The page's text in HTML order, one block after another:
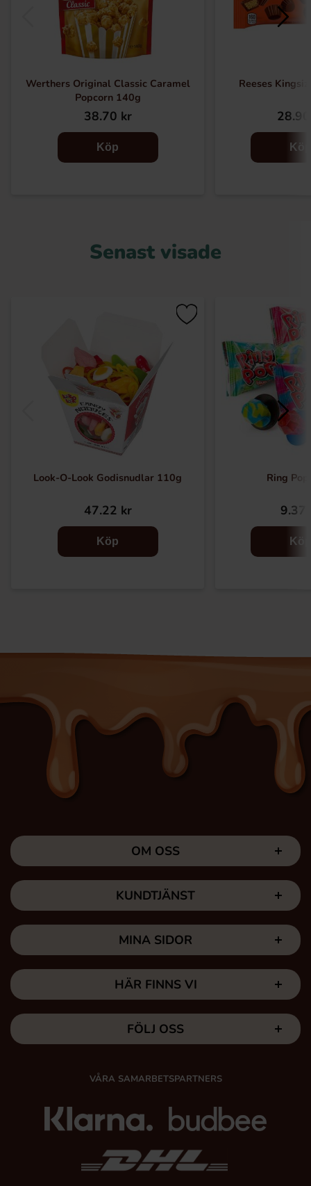
Werthers Original Classic Caramel
Popcorn 140g
38.70 kr
Köp
Reeses
Köp
Senast visade
Look-O-Look Godisnudlar 110g
47.22 kr
Köp
Ring
9.37
Köp
OM OSS
KUNDTJÄNST
MINA SIDOR
HÄR FINNS VI
FÖLJ OSS
VÅRA SAMARBETSPARTNERS